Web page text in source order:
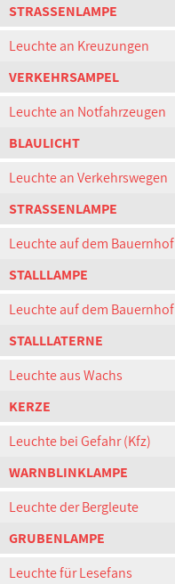
STRASSENLAMPE
Leuchte an Kreuzungen
VERKEHRSAMPEL
Leuchte an Notfahrzeugen
BLAULICHT
Leuchte an Verkehrswegen
STRASSENLAMPE
Leuchte auf dem Bauernhof
STALLLAMPE
Leuchte auf dem Bauernhof
STALLLATERNE
Leuchte aus Wachs
KERZE
Leuchte bei Gefahr (Kfz)
WARNBLINKLAMPE
Leuchte der Bergleute
GRUBENLAMPE
Leuchte für Lesefans